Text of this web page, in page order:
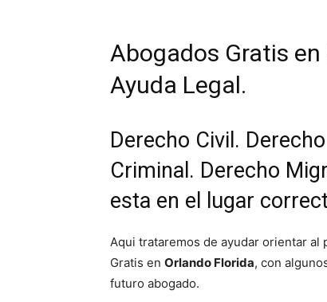
Abogados Gratis en
Ayuda Legal.
Derecho Civil.
Criminal. Derecho
esta en el lugar
Aqui trataremos de ayudar orientar al
Gratis en Orlando Florida, con
futuro abogado.